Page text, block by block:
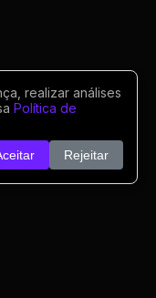
realizar análises
Política de
Rejeitar